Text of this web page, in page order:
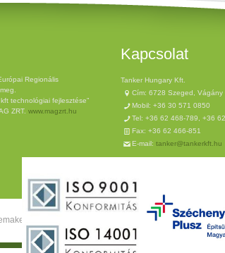
Regionális
technológiai fejlesztése”
ZRT. www.magzrt.hu
Kapcsolat
Tanker Hungary Kft.
Cím: 6728 Szeged, Vágány
Mobil: +36 30 571 0850
Tel: +36 62 468-789, +36
Fax: +36 62 466-851
E-mail: tanker@tankerkft.hu